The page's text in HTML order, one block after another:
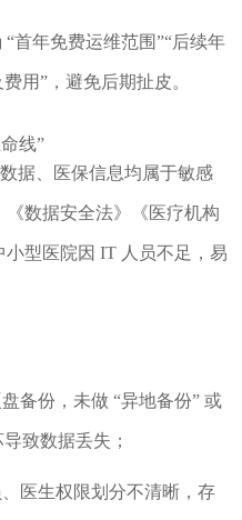
首年免费运维范围”“后续年
用”，避免后期扯皮。
线”
据、医保信息均属于敏感
数据安全法》《医疗机构
型医院因 IT 人员不足，易
备份，未做 “异地备份” 或
致数据丢失；
医生权限划分不清晰，存